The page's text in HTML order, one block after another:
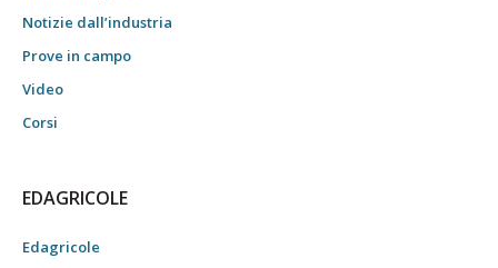
Notizie dall’industria
Prove in campo
Video
Corsi
EDAGRICOLE
Edagricole